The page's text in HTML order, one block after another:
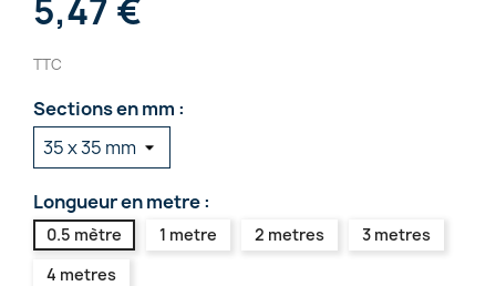
5,47 €
TTC
Sections en mm :
Longueur en metre :
0.5 mètre 1 metre 2 metres
3 metres
4 metres